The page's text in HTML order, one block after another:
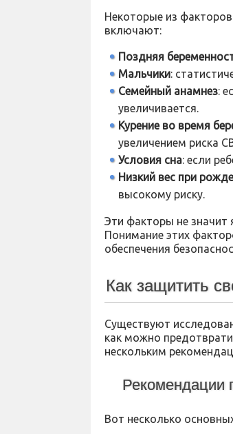
Некоторые из
включают:
Поздняя
Мальчики:
Семейный анамнез:
увеличивается.
Курение во время
увеличением риска
Условия сна: если
Низкий вес при
высокому риску.
Эти факторы не значит
Понимание этих
обеспечения
Как защитить
Существуют
как можно
нескольким
Рекомендации
Вот несколько